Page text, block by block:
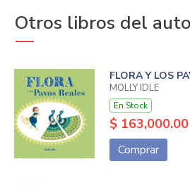
Otros libros del
FLORA Y LOS
MOLLY IDLE
En Stock
$ 163,000.00
Comprar